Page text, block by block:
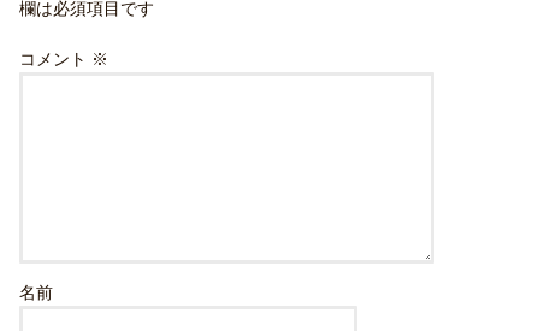
欄は必須項目です
コメント ※
名前